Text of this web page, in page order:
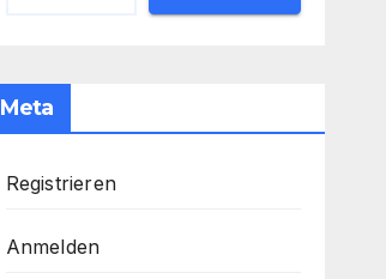
Meta
Registrieren
Anmelden